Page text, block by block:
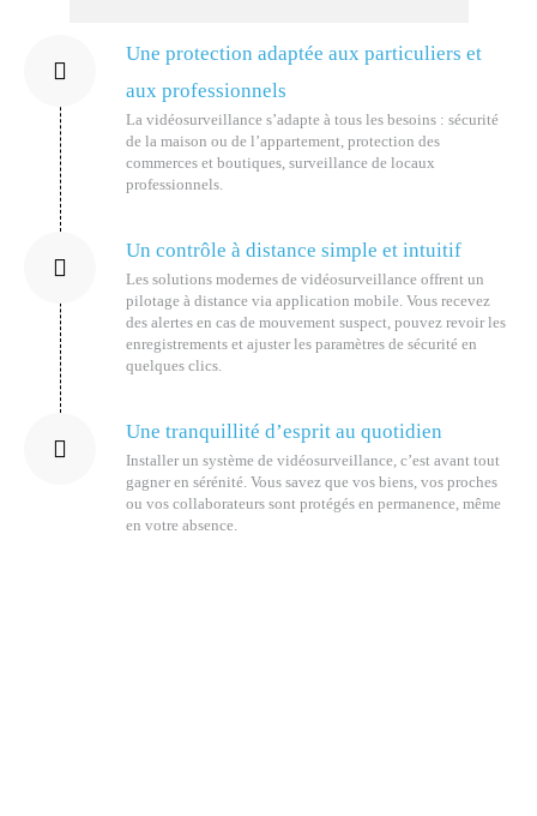
Une protection adaptée aux particuliers et
aux professionnels
La vidéosurveillance s’adapte à tous les besoins : sécurité
de la maison ou de l’appartement, protection des
commerces et boutiques, surveillance de locaux
professionnels.
Un contrôle à distance simple et intuitif
Les solutions modernes de vidéosurveillance offrent un
pilotage à distance via application mobile. Vous recevez
des alertes en cas de mouvement suspect, pouvez revoir les
enregistrements et ajuster les paramètres de sécurité en
quelques clics.
Une tranquillité d’esprit au quotidien
Installer un système de vidéosurveillance, c’est avant tout
gagner en sérénité. Vous savez que vos biens, vos proches
ou vos collaborateurs sont protégés en permanence, même
en votre absence.